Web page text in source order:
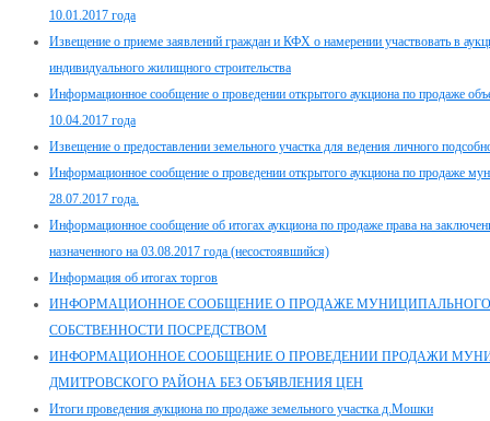
10.01.2017 года
Извещение о приеме заявлений граждан и КФХ о намерении участвовать в
индивидуального жилищного строительства
Информационное сообщение о проведении открытого аукциона по продаже
10.04.2017 года
Извещение о предоставлении земельного участка для ведения личного
Информационное сообщение о проведении открытого аукциона по продаже
28.07.2017 года.
Информационное сообщение об итогах аукциона по продаже права на
назначенного на 03.08.2017 года (несостоявшийся)
Информация об итогах торгов
ИНФОРМАЦИОННОЕ СООБЩЕНИЕ О ПРОДАЖЕ
СОБСТВЕННОСТИ ПОСРЕДСТВОМ
ИНФОРМАЦИОННОЕ СООБЩЕНИЕ О ПРОВЕДЕНИИ ПРОДАЖИ
ДМИТРОВСКОГО РАЙОНА БЕЗ ОБЪЯВЛЕНИЯ ЦЕН
Итоги проведения аукциона по продаже земельного участка д.Мошки